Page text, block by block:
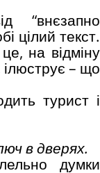
“внєзапно
цілий текст.
на відміну
ілюструє – що
турист і
в дверях.
думки